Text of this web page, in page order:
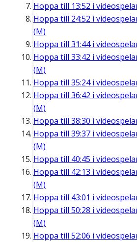
Hoppa till 13:52 i
Hoppa till 24:52 i
(M)
Hoppa till 31:44i
Hoppa till 33:42 i
(M)
Hoppa till 35:24i
Hoppa till 36:42 i
(M)
Hoppa till 38:30 i
Hoppa till 39:37 i
(M)
Hoppa till 40:45 i
Hoppa till 42:13 i
(M)
Hoppa till 43:01 i
Hoppa till 50:28 i
(M)
Hoppa till 52:06 i